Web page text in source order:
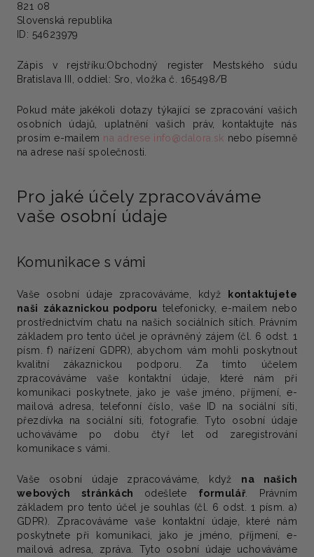
821 08
Slovenská republika
ID: 54623979
Zápis v rejstříku:Obchodný register Mestského súdu
Bratislava III, oddiel: Sro, vložka č. 165498/B
Pokud máte jakékoli dotazy týkající se zpracování vašich
osobních údajů, uplatnění vašich práv, kontaktujte nás
prosím e-mailem na adrese info@dalora.sk nebo písemně
na adrese naší společnosti.
Pro jaké účely zpracováváme
vaše osobní údaje
Komunikace s vámi
Vaše osobní údaje zpracováváme, když
kontaktujete
naši
zákaznickou podporu telefonicky, e-mailem nebo
prostřednictvím chatu na našich sociálních sítích.
Právním
základem pro tento účel je oprávněný zájem (čl. 6 odst. 1
písm. f) nařízení GDPR), abychom vám mohli poskytnout
kvalitní zákaznickou podporu. Za tímto účelem
zpracováváme vaše kontaktní údaje, které nám při
komunikaci poskytnete, jako je vaše jméno, příjmení, e-
mailová adresa, telefonní číslo, vaše ID na sociální síti,
přezdívka na sociální síti, fotografie. Tyto osobní údaje
uchováváme po dobu čtyř let od zaregistrování
komunikace s vámi.
Vaše osobní údaje zpracováváme, když na našich
webových stránkách odešlete formulář
Právním
základem pro tento účel je souhlas (čl. 6 odst. 1 písm. a)
GDPR). Zpracováváme vaše kontaktní údaje, které nám
poskytnete při komunikaci, jako je jméno, příjmení, e-
mailová adresa, zpráva. Tyto osobní údaje uchováváme